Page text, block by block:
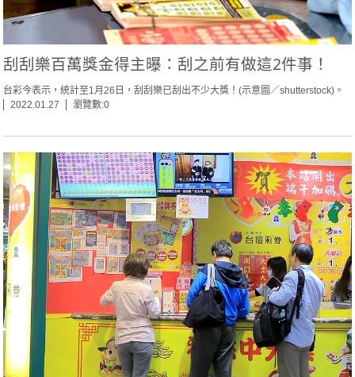
刮刮樂百萬獎金得主曝：刮之前有做這2件事！
台彩今表示，統計至1月26日，刮刮樂已刮出不少大獎！(示意圖／shutterstock)。
2022.01.27
瀏覽數:0